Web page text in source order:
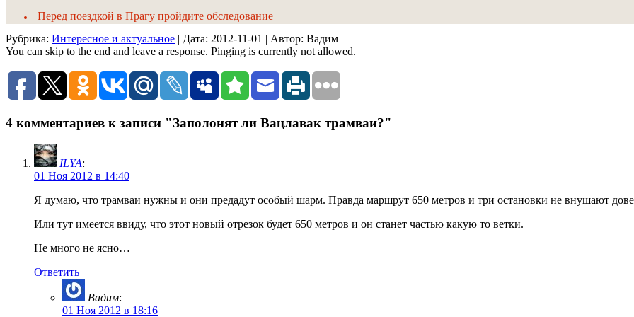
Перед поездкой в Прагу пройдите обследование
Рубрика: Интересное и актуальное | Дата: 2012-11-01 | Автор: Вадим
You can skip to the end and leave a response. Pinging is currently not allowed.
4 комментариев к записи "Заполонят ли Вацлавак трамваи?"
ILYA:
01 Ноя 2012 в 14:40
Я думаю, что трамваи нужны и они предадут особый шарм. Правда маршрут 650 метров и три остановки не внушают
Или тут имеется ввиду, что этот новый отрезок будет 650 метров и он станет частью какую то ветки.
Не много не ясно…
Ответить
Вадим:
01 Ноя 2012 в 18:16